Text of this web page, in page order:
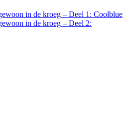
in de kroeg – Deel 1: Coolblue
in de kroeg – Deel 2: